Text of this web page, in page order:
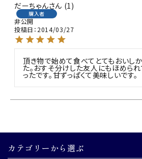
だーちゃん
1
購入者
非公開
投稿日 2014/03/27
頂き物で始めて食べてとてもおいし
た。おすそ分けした友人にもほめら
ったです。甘ずっぱくて美味しいです。
カテゴリーから選ぶ